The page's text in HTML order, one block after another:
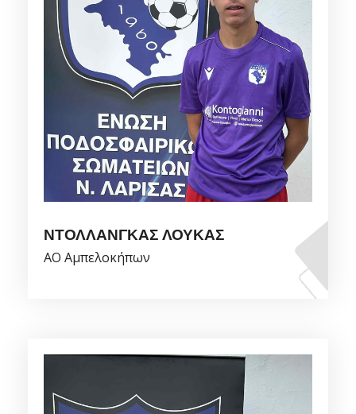
ΝΤΟΛΛΑΝΓΚΑΣ ΛΟΥΚΑΣ
ΑΟ Αμπελοκήπων